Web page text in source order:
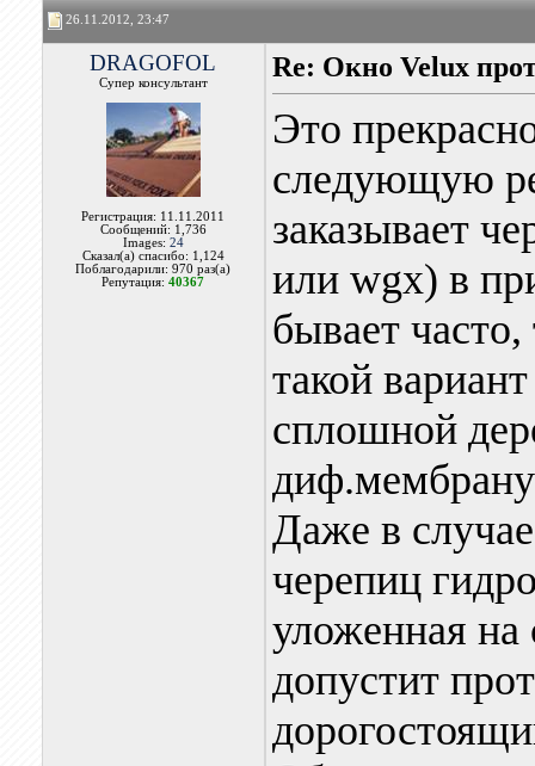
26.11.2012, 23:47
DRAGOFOL
Супер консультант
Регистрация: 11.11.2011
Сообщений: 1,736
Images: 24
Сказал(а) спасибо: 1,124
Поблагодарили: 970 раз(а)
Репутация:40367
Re: Окно Velux
Это
следующую
заказывает
или wgx) в
бывает часто,
такой
сплошной
Даже в
черепиц
уложенная
допустит